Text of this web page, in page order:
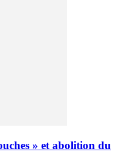
» et abolition du